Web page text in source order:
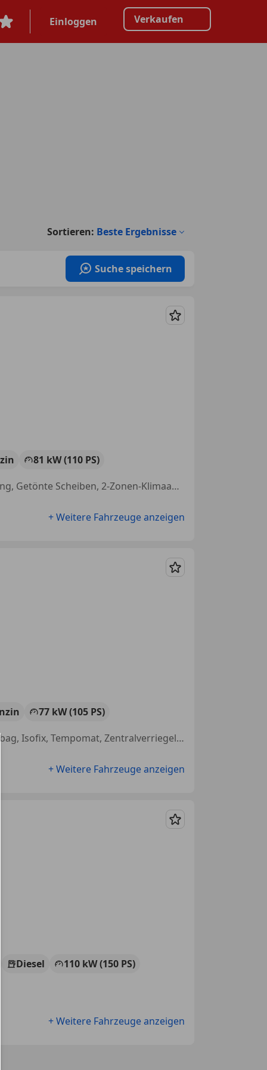
Einloggen Verkaufen
Sortieren: Beste Ergebnisse
Suche speichern
Merken
81 kW (110 PS)
Einparkhilfe Sensoren vorne, Einparkhilfe Rückfahrkamera, Sitzheizung, Getönte Scheiben, 2-Zonen-Klimaautomatik, Elektrische Heckklappe, Partikelfilter, Android Auto
+ Weitere Fahrzeuge anzeigen
Merken
77 kW (105 PS)
Anhängerkupplung, Notbremsassistent, Scheckheftgepflegt, Kopfairbag, Isofix, Tempomat, Zentralverriegelung mit Funkfernbedienung, Einparkhilfe Sensoren hinten
+ Weitere Fahrzeuge anzeigen
Merken
Diesel
110 kW (150 PS)
+ Weitere Fahrzeuge anzeigen